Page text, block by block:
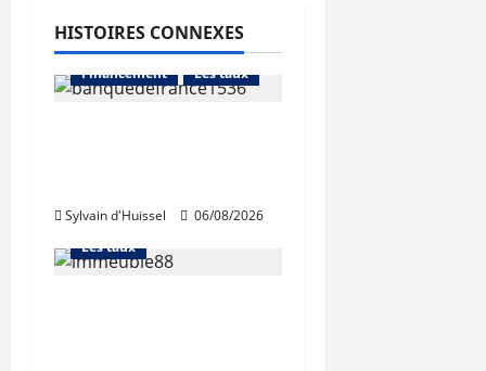
HISTOIRES CONNEXES
Abonnés
Financement
Les taux
Sylvain d'Huissel 06/08/2026
L'avis des courtiers
Les taux